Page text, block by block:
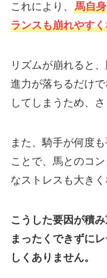
これにより、 馬自
ランスも崩れやす
リズムが崩れると
進力が落ちるだけ
してしまうため、
また、騎手が何度
ことで、馬とのコ
なストレスも大きく
こうした要因が積
まったくできずに
しくありません。